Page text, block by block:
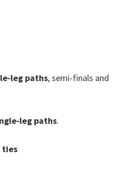
paths,semi-finals and
paths.
ties